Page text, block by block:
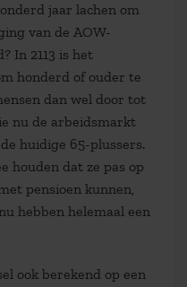
jaar lachen om
van de AOW-
In 2113 is het
honderd of ouder te
dan wel door tot
nu de arbeidsmarkt
huidige 65-plussers.
houden dat ze pas op
pensioen kunnen,
hebben helemaal een
ook berekend op een